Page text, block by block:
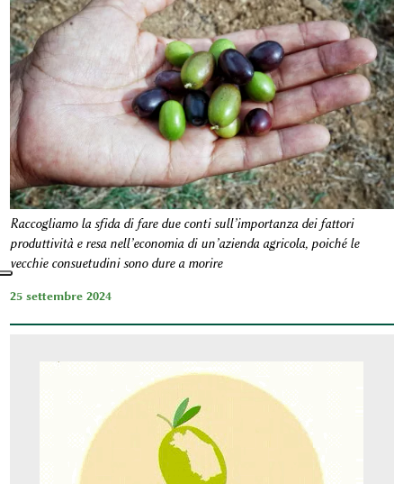
Raccogliamo la sfida di fare due conti sull’importanza dei fattori
produttività e resa nell’economia di un’azienda agricola, poiché le
vecchie consuetudini sono dure a morire
25 settembre 2024